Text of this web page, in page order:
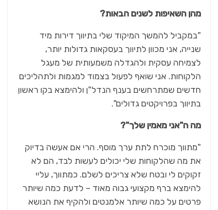
מהן השאיפות לשנים הבאות?
"במקביל להמשך המיקוד שלי בתיווך דירות מיד
שנייה, אני מכוון לתיווך בעסקאות גדולות יותר,
לצמיחה עסקית ולהגדלה משמעותית של מעגל
הלקוחות. אני שואף לפעול בצמוד למגמות ולתהליכים
חדשים שמתרחשים בענף הנדל"ן ולהימצא בקו ראשון
בתיווך בפרויקטים גדולים".
מה ה"אני מאמין שלך"?
"מתווך מוכרח לתת ערך מוסף. הרי אם אעשה בדיוק
את מה שהלקוחות שלי יכולים לעשות לבד, הם לא
זקוקים לי ובטח שלא צריכים לשלם. כמתווך, עליי
להימצא ברף מקצועי גבוה מאוד – לדעת כמה שיותר
פרטים על כמה שיותר אלמנטים ולהקיף את הנושא